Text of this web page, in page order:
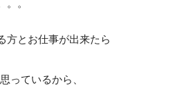
。
方とお仕事が出来たら
っているから、